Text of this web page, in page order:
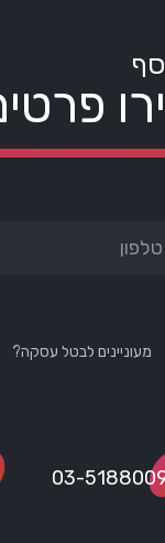
מעוניינים לבטל עסקה?
03-